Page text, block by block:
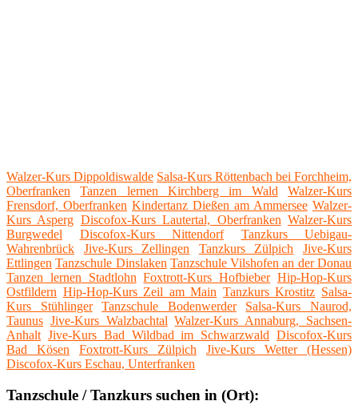
Walzer-Kurs Dippoldiswalde Salsa-Kurs Röttenbach bei Forchheim,
Oberfranken
Tanzen lernen Kirchberg im Wald
Walzer-Kurs
Frensdorf, Oberfranken Kindertanz Dießen am Ammersee Walzer-
Kurs Asperg Discofox-Kurs Lautertal, Oberfranken Walzer-Kurs
Burgwedel
Discofox-Kurs Nittendorf
Tanzkurs Uebigau-
Wahrenbrück
Jive-Kurs Zellingen Tanzkurs Zülpich
Jive-Kurs
Ettlingen Tanzschule Dinslaken Tanzschule Vilshofen an der Donau
Tanzen lernen Stadtlohn Foxtrott-Kurs Hofbieber Hip-Hop-Kurs
Ostfildern Hip-Hop-Kurs Zeil am Main Tanzkurs Krostitz Salsa-
Kurs Stühlinger
Tanzschule Bodenwerder
Salsa-Kurs Naurod,
Taunus Jive-Kurs Walzbachtal Walzer-Kurs Annaburg, Sachsen-
Anhalt Jive-Kurs Bad Wildbad im Schwarzwald Discofox-Kurs
Bad Kösen
Foxtrott-Kurs Zülpich
Jive-Kurs Wetter (Hessen)
Discofox-Kurs Eschau, Unterfranken
Tanzschule / Tanzkurs suchen in (Ort):